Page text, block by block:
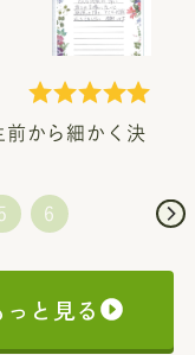
く決
20名
葬儀の
と見る